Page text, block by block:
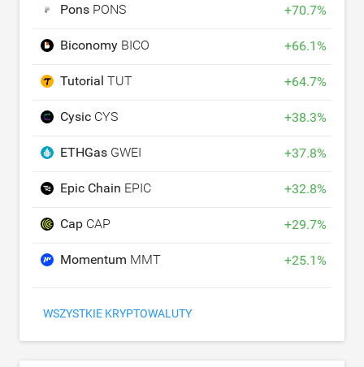
Pons PONS +70.7%
Biconomy BICO +66.1%
Tutorial TUT +64.7%
Cysic CYS +38.3%
ETHGas GWEI +37.8%
Epic Chain EPIC +32.8%
Cap CAP +29.7%
Momentum MMT +25.1%
WSZYSTKIE KRYPTOWALUTY